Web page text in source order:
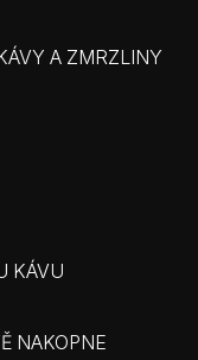
A ZMRZLINY
KÁVU
NAKOPNE